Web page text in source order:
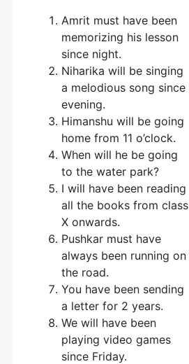
Amrit must have been
memorizing his lesson
since night.
Niharika will be singing
a melodious song since
evening.
Himanshu will be going
home from 11 o’clock.
When will he be going
to the water park?
I will have been reading
all the books from class
X onwards.
Pushkar must have
always been running on
the road.
You have been sending
a letter for 2 years.
We will have been
playing video games
since Friday.